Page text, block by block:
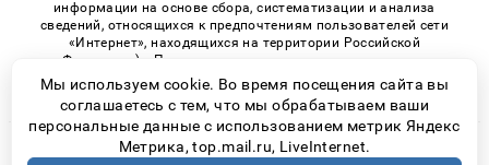
информации на основе сбора, систематизации и анализа
сведений, относящихся к предпочтениям пользователей сети
«Интернет», находящихся на территории Российской
Федерации)». Правила применения рекомендательных
технологий в виджетах рекламно-обменной сети
«СМИ2» (PDF)
© 2026 «ProGorodSamara» | Все права защищены
Мы используем cookie. Во время посещения сайта вы
соглашаетесь с тем, что мы обрабатываем ваши
персональные данные с использованием метрик Яндекс
Метрика, top.mail.ru, LiveInternet.